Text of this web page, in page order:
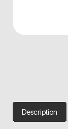
Description